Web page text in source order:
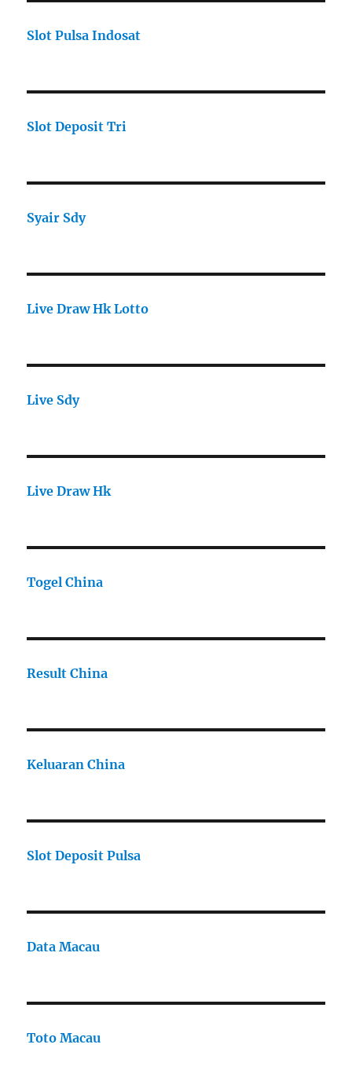
Slot Pulsa Indosat
Slot Deposit Tri
Syair Sdy
Live Draw Hk Lotto
Live Sdy
Live Draw Hk
Togel China
Result China
Keluaran China
Slot Deposit Pulsa
Data Macau
Toto Macau